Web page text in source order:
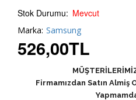
Stok Durumu: Mevcut
Marka: Samsung
526,00TL
Firmamızdan Satın Almiş